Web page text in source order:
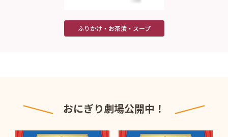
ふりかけ・お茶漬・スープ
おにぎり劇場公開中！